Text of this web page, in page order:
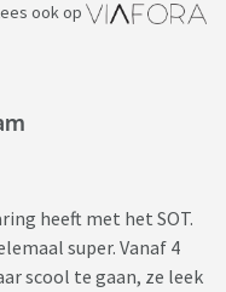
ook op
heeft met het SOT.
super. Vanaf 4
scool te gaan, ze leek